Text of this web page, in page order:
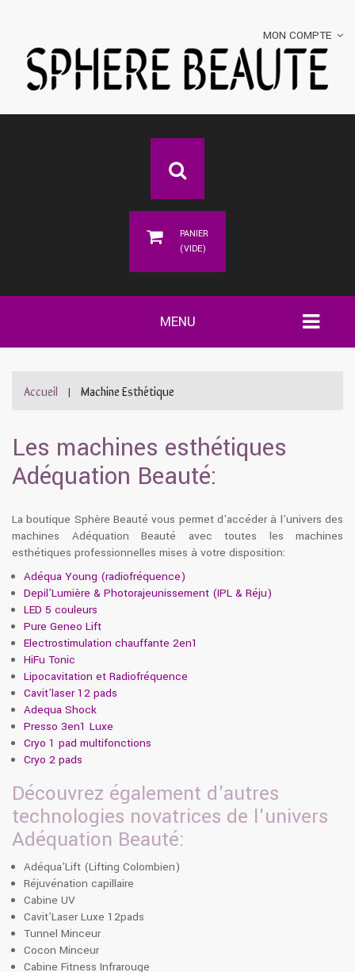
MON COMPTE
PANIER
(VIDE)
MENU
Accueil | Machine Esthétique
Les machines esthétiques
Adéquation Beauté:
La boutique Sphère Beauté vous permet d'accéder à l'univers des
machines Adéquation Beauté avec toutes les machines
esthétiques professionnelles mises à votre disposition:
Adéqua Young (radiofréquence)
Depil’Lumière & Photorajeunissement (IPL & Réju)
LED 5 couleurs
Pure Geneo Lift
Electrostimulation chauffante 2en1
HiFu Tonic
Lipocavitation et Radiofréquence
Cavit’laser 12 pads
Adequa Shock
Presso 3en1 Luxe
Cryo 1 pad multifonctions
Cryo 2 pads
Découvrez également d'autres
technologies novatrices de l'univers
Adéquation Beauté:
Adéqua’Lift (Lifting Colombien)
Réjuvénation capillaire
Cabine UV
Cavit’Laser Luxe 12pads
Tunnel Minceur
Cocon Minceur
Cabine Fitness Infrarouge